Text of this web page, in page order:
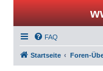
FAQ
Startseite Foren-